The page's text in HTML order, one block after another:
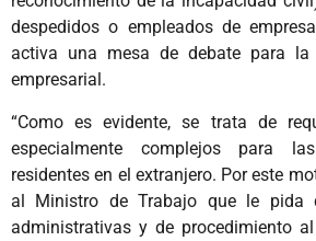
despedidos o empleados de
activa una mesa de debate para
empresarial.
“Como es evidente, se trata de
especialmente complejos para
residentes en el extranjero. Por este
al Ministro de Trabajo que le pida
administrativas y de procedimiento